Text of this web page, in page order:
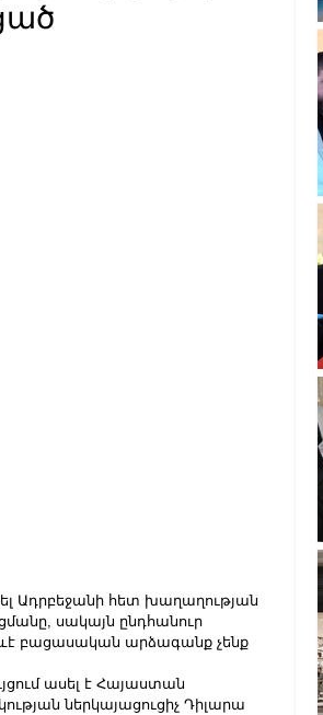
Ադրբեջանի հետ խաղաղության
սակայն ընդհանուր
բացասական արձագանք չենք
ասել է Հայաստան
ներկայացուցիչ Դիլարա